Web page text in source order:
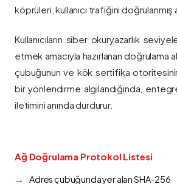
köprüleri, kullanıcı trafiğini
Kullanıcıların siber okuryazarlık
etmek amacıyla hazırlanan doğrulama
çubuğunun ve kök sertifika
bir yönlendirme algılandığında,
iletimini anında durdurur.
Ağ Doğrulama Protokol Listesi
Adres çubuğunda yer alan SHA-256